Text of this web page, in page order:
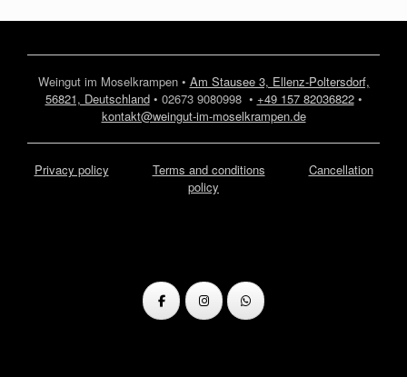
Weingut im Moselkrampen • Am Stausee 3, Ellenz-Poltersdorf,
56821, Deutschland• 02673 9080998 • +49 157 82036822•
kontakt@weingut-im-moselkrampen.de
Privacy policy Terms and conditions
Cancellation
policy